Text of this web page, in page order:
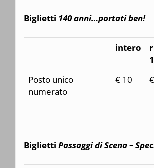
Biglietti 140 anni…portati ben!
intero
Posto unico
numerato
€ 10
Biglietti Passaggi di Scena –